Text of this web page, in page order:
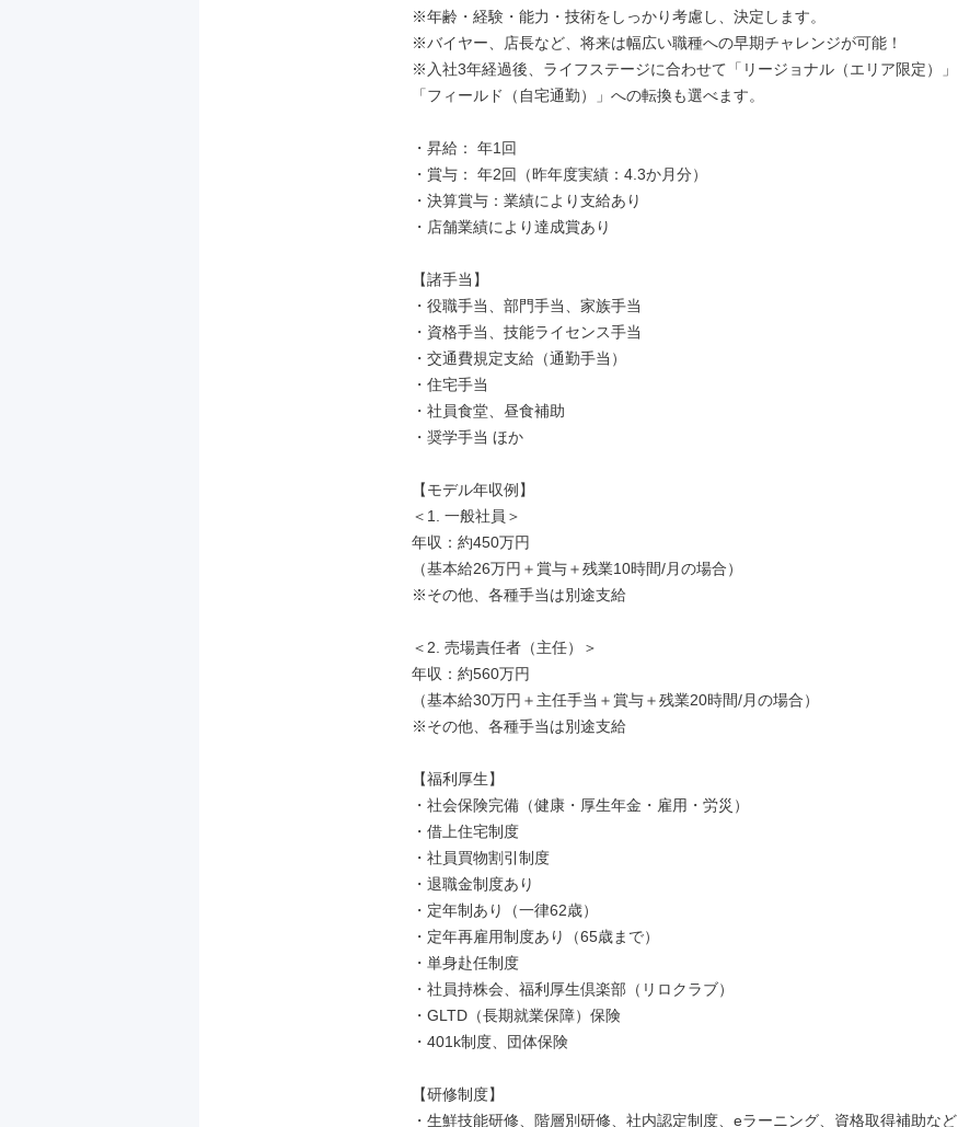
※年齢・経験・能力・技術をしっかり考慮し、決定します。
※バイヤー、店長など、将来は幅広い職種への早期チャレンジが可能！
※入社3年経過後、ライフステージに合わせて「リージョナル（エリア限定）」
「フィールド（自宅通勤）」への転換も選べます。
・昇給： 年1回
・賞与： 年2回（昨年度実績：4.3か月分）
・決算賞与：業績により支給あり
・店舗業績により達成賞あり
【諸手当】
・役職手当、部門手当、家族手当
・資格手当、技能ライセンス手当
・交通費規定支給（通勤手当）
・住宅手当
・社員食堂、昼食補助
・奨学手当 ほか
【モデル年収例】
＜1. 一般社員＞
年収：約450万円
（基本給26万円＋賞与＋残業10時間/月の場合）
※その他、各種手当は別途支給
＜2. 売場責任者（主任）＞
年収：約560万円
（基本給30万円＋主任手当＋賞与＋残業20時間/月の場合）
※その他、各種手当は別途支給
【福利厚生】
・社会保険完備（健康・厚生年金・雇用・労災）
・借上住宅制度
・社員買物割引制度
・退職金制度あり
・定年制あり（一律62歳）
・定年再雇用制度あり（65歳まで）
・単身赴任制度
・社員持株会、福利厚生倶楽部（リロクラブ）
・GLTD（長期就業保障）保険
・401k制度、団体保険
【研修制度】
・生鮮技能研修、階層別研修、社内認定制度、eラーニング、資格取得補助など